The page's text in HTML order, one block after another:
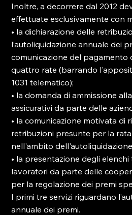
Inoltre, a decorrere dal 2012
effettuate esclusivamente con
• la dichiarazione delle
l’autoliquidazione annuale dei
comunicazione del pagamento
quattro rate (barrando
1031 telematico);
• la domanda di ammissione
assicurativi da parte delle
• la comunicazione motivata di
retribuzioni presunte per la
nell'ambito
• la presentazione degli
lavoratori da parte delle
per la regolazione dei premi
I primi tre servizi riguardano
annuale dei premi.